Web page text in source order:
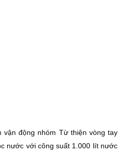
vận động nhóm Từ thiện vòng tay
nước với công suất 1.000 lít nước